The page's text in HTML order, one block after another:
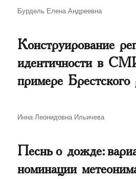
Автор
Бурдель Елена Андреевна
Конструирование
идентичности в
примере Брестского
Автор
Инна Леонидовна Ильичева
Песнь о дожде:
номинации